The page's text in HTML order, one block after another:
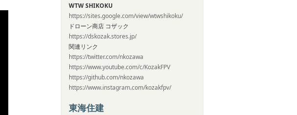
WTW SHIKOKU
https://sites.google.com/view/wtwshikoku/
ドローン商店 コザック
https://dskozak.stores.jp/
関連リンク
https://twitter.com/nkozawa
https://www.youtube.com/c/KozakFPV
https://github.com/nkozawa
https://www.instagram.com/kozakfpv/
東海住建